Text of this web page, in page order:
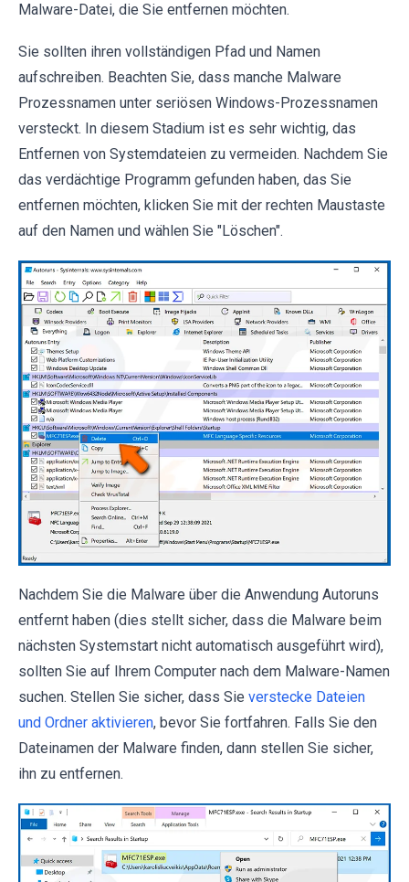
Malware-Datei, die Sie entfernen möchten.
Sie sollten ihren vollständigen Pfad und Namen
aufschreiben. Beachten Sie, dass manche Malware
Prozessnamen unter seriösen Windows-Prozessnamen
versteckt. In diesem Stadium ist es sehr wichtig, das
Entfernen von Systemdateien zu vermeiden. Nachdem Sie
das verdächtige Programm gefunden haben, das Sie
entfernen möchten, klicken Sie mit der rechten Maustaste
auf den Namen und wählen Sie "Löschen".
Nachdem Sie die Malware über die Anwendung Autoruns
entfernt haben (dies stellt sicher, dass die Malware beim
nächsten Systemstart nicht automatisch ausgeführt wird),
sollten Sie auf Ihrem Computer nach dem Malware-Namen
suchen. Stellen Sie sicher, dass Sie verstecke Dateien
und Ordner aktivieren, bevor Sie fortfahren. Falls Sie den
Dateinamen der Malware finden, dann stellen Sie sicher,
ihn zu entfernen.